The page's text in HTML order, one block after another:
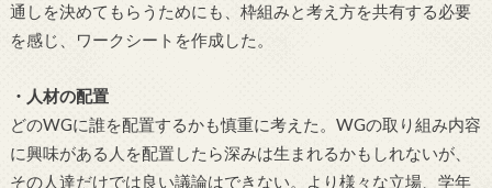
通しを決めてもらうためにも、枠組みと考え方を共有する必要
を感じ、ワークシートを作成した。
・人材の配置
どのWGに誰を配置するかも慎重に考えた。WGの取り組み内容
に興味がある人を配置したら深みは生まれるかもしれないが、
その人達だけでは良い議論はできない。より様々な立場、学年